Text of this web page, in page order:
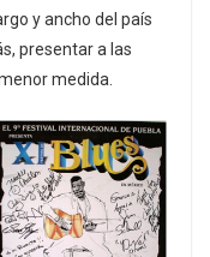
y ancho del país
presentar a las
medida.